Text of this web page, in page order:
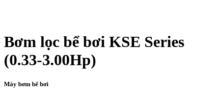
Bơm lọc bể bơi KSE Series
(0.33-3.00Hp)
Máy bơm bể bơi